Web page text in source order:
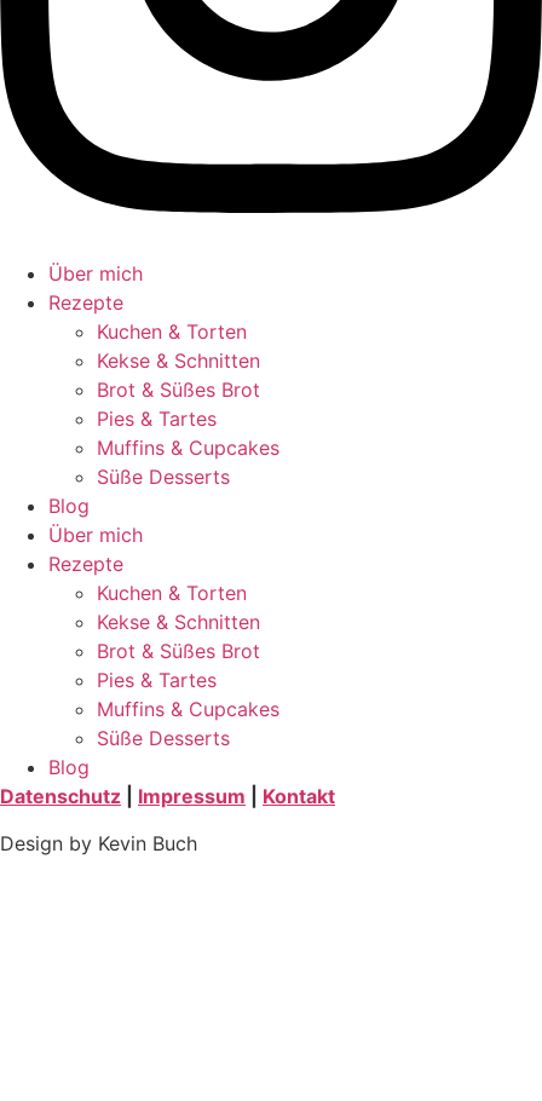
Über mich
Rezepte
Kuchen & Torten
Kekse & Schnitten
Brot & Süßes Brot
Pies & Tartes
Muffins & Cupcakes
Süße Desserts
Blog
Über mich
Rezepte
Kuchen & Torten
Kekse & Schnitten
Brot & Süßes Brot
Pies & Tartes
Muffins & Cupcakes
Süße Desserts
Blog
Datenschutz
Impressum
Kontakt
Design by Kevin Buch